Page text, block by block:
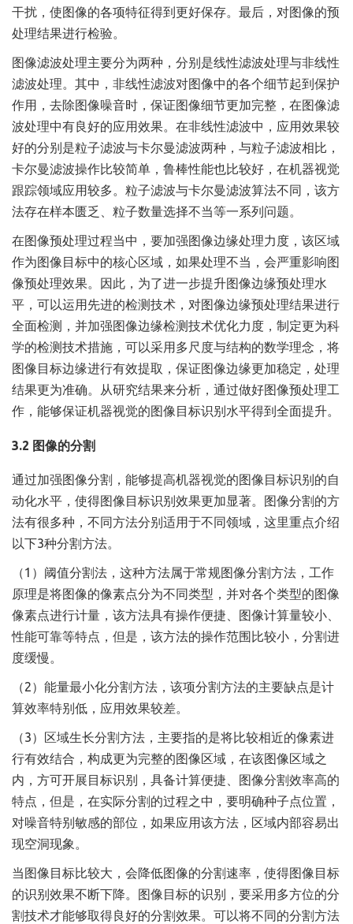
干扰，使图像的各项特征得到更好保存。最后，对图像的预
处理结果进行检验。
图像滤波处理主要分为两种，分别是线性滤波处理与非线性
滤波处理。其中，非线性滤波对图像中的各个细节起到保护
作用，去除图像噪音时，保证图像细节更加完整，在图像滤
波处理中有良好的应用效果。在非线性滤波中，应用效果较
好的分别是粒子滤波与卡尔曼滤波两种，与粒子滤波相比，
卡尔曼滤波操作比较简单，鲁棒性能也比较好，在机器视觉
跟踪领域应用较多。粒子滤波与卡尔曼滤波算法不同，该方
法存在样本匮乏、粒子数量选择不当等一系列问题。
在图像预处理过程当中，要加强图像边缘处理力度，该区域
作为图像目标中的核心区域，如果处理不当，会严重影响图
像预处理效果。因此，为了进一步提升图像边缘预处理水
平，可以运用先进的检测技术，对图像边缘预处理结果进行
全面检测，并加强图像边缘检测技术优化力度，制定更为科
学的检测技术措施，可以采用多尺度与结构的数学理念，将
图像目标边缘进行有效提取，保证图像边缘更加稳定，处理
结果更为准确。从研究结果来分析，通过做好图像预处理工
作，能够保证机器视觉的图像目标识别水平得到全面提升。
3.2 图像的分割
通过加强图像分割，能够提高机器视觉的图像目标识别的自
动化水平，使得图像目标识别效果更加显著。图像分割的方
法有很多种，不同方法分别适用于不同领域，这里重点介绍
以下3种分割方法。
（1）阈值分割法，这种方法属于常规图像分割方法，工作
原理是将图像的像素点分为不同类型，并对各个类型的图像
像素点进行计量，该方法具有操作便捷、图像计算量较小、
性能可靠等特点，但是，该方法的操作范围比较小，分割进
度缓慢。
（2）能量最小化分割方法，该项分割方法的主要缺点是计
算效率特别低，应用效果较差。
（3）区域生长分割方法，主要指的是将比较相近的像素进
行有效结合，构成更为完整的图像区域，在该图像区域之
内，方可开展目标识别，具备计算便捷、图像分割效率高的
特点，但是，在实际分割的过程之中，要明确种子点位置，
对噪音特别敏感的部位，如果应用该方法，区域内部容易出
现空洞现象。
当图像目标比较大，会降低图像的分割速率，使得图像目标
的识别效果不断下降。图像目标的识别，要采用多方位的分
割技术才能够取得良好的分割效果。可以将不同的分割方法